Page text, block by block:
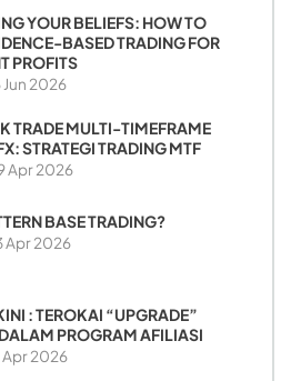
YOUR BELIEFS: HOW TO
BASED TRADING FOR
PROFITS
Jun 2026
TRADE MULTI-TIMEFRAME
STRATEGI TRADING MTF
Apr 2026
BASE TRADING?
Apr 2026
: TEROKAI “UPGRADE”
PROGRAM AFILIASI
Apr 2026